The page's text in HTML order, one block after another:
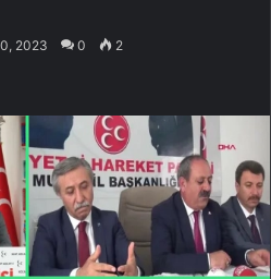
2023 0 2